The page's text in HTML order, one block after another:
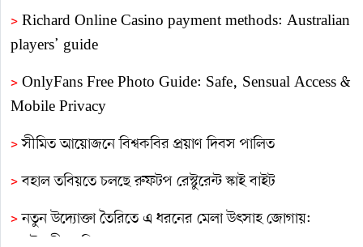
> Richard Online Casino payment methods: Australian
players’ guide
> OnlyFans Free Photo Guide: Safe, Sensual Access &
Mobile Privacy
>সীমিত আয়োজনে বিশ্বকবির প্রয়াণ দিবস পালিত
>বহাল তবিয়তে চলছে রুফটপ রেস্টুরেন্ট স্কাই বাইট
>নতুন উদ্যোক্তা তৈরিতে এ ধরনের মেলা উৎসাহ জোগায়:
প্রকৌশলী জাকির সরকার